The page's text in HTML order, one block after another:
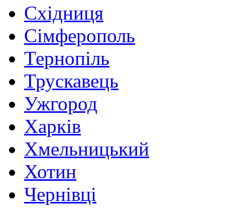
Східниця
Сімферополь
Тернопіль
Трускавець
Ужгород
Харків
Хмельницький
Хотин
Чернівці